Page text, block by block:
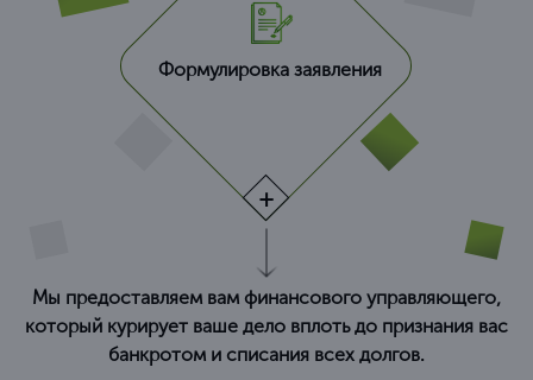
Формулировка заявления
Мы предоставляем вам финансового управляющего,
который курирует ваше дело вплоть до признания вас
банкротом и списания всех долгов.